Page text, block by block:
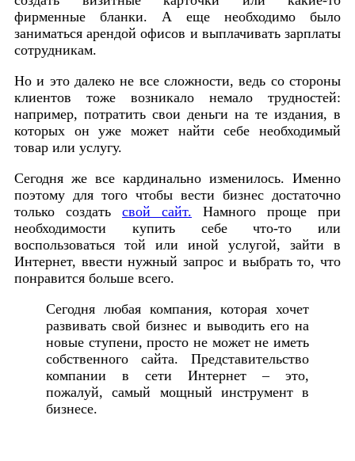
фирменные бланки. А еще необходимо было
заниматься арендой офисов и выплачивать зарплаты
сотрудникам.
Но и это далеко не все сложности, ведь со стороны
клиентов тоже возникало немало трудностей:
например, потратить свои деньги на те издания, в
которых он уже может найти себе необходимый
товар или услугу.
Сегодня же все кардинально изменилось. Именно
поэтому для того чтобы вести бизнес достаточно
только создать свой сайт. Намного проще при
необходимости купить себе что-то или
воспользоваться той или иной услугой, зайти в
Интернет, ввести нужный запрос и выбрать то, что
понравится больше всего.
Сегодня любая компания, которая хочет
развивать свой бизнес и выводить его на
новые ступени, просто не может не иметь
собственного сайта. Представительство
компании в сети Интернет – это,
пожалуй, самый мощный инструмент в
бизнесе.